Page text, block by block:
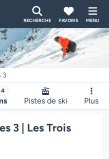
RECHERCHE FAVORIS MENU
3
4
Pistes de ski Plus
3 | Les Trois